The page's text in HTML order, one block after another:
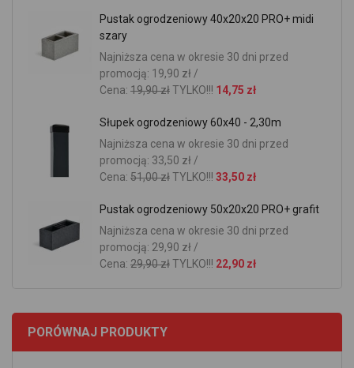
Pustak ogrodzeniowy 40x20x20 PRO+ midi
szary
Najniższa cena w okresie 30 dni przed
promocją: 19,90 zł /
Cena: 19,90 złTYLKO!!! 14,75 zł
Słupek ogrodzeniowy 60x40 - 2,30m
Najniższa cena w okresie 30 dni przed
promocją: 33,50 zł /
Cena: 51,00 złTYLKO!!! 33,50 zł
Pustak ogrodzeniowy 50x20x20 PRO+ grafit
Najniższa cena w okresie 30 dni przed
promocją: 29,90 zł /
Cena: 29,90 złTYLKO!!! 22,90 zł
PORÓWNAJ PRODUKTY